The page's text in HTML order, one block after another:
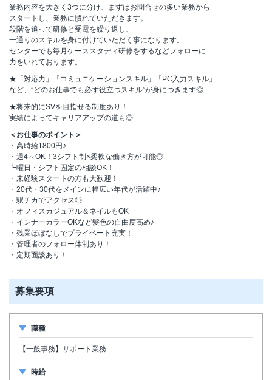
業務内容を大きく3つに分け、まずはお問合せの多い業務から
スタートし、業務に慣れていただきます。
段階を追って研修と受電を繰り返し、
一通りのスキルを身に付けていただく事になります。
センターでも毎月ケーススタディ研修をするなどフォローに
力をいれております。
★「対応力」「コミュニケーションスキル」「PC入力スキル」
など、”どのお仕事でも必ず役立つスキル”が身につきます◎
★将来的にSVを目指せる制度あり！
実績によってキャリアアップの道も◎
＜お仕事のポイント＞
・高時給1800円♪
・週4～OK！3シフト制×柔軟な働き方が可能◎
┗曜日・シフト固定の相談OK！
・未経験スタートの方も大歓迎！
・20代・30代をメインに幅広い年代が活躍中♪
・駅チカでアクセス◎
・オフィスカジュアル＆ネイルもOK
・インナーカラーOKなど髪色の自由度高め♪
・残業ほぼなしでプライベート充実！
・管理者のフォロー体制あり！
・定期面談あり！
募集要項
職種
【一般事務】サポート業務
時給